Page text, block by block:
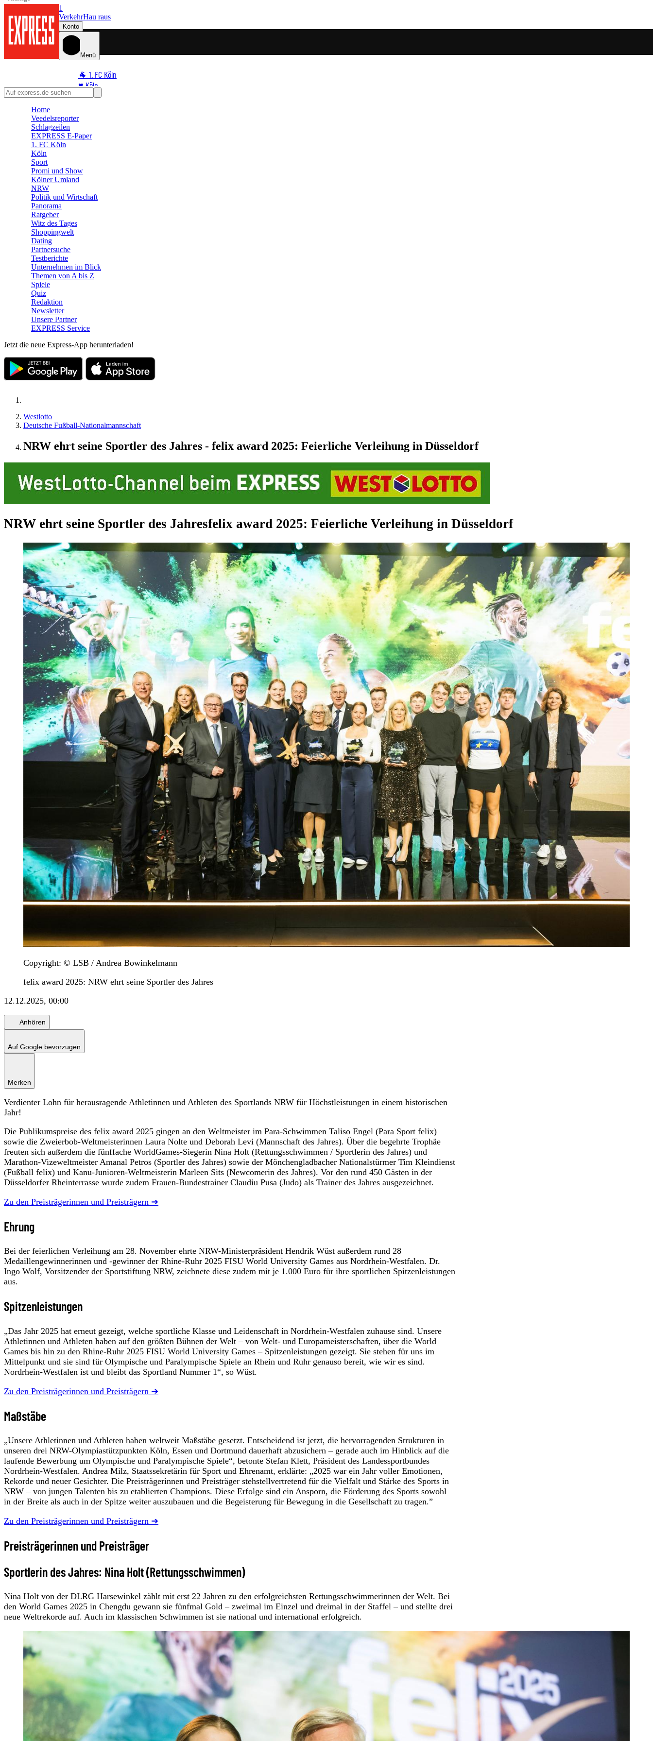
1
VerkehrHau raus
Konto
Menü
🐐 1. FC Köln
♥️ Köln
⭐ Promi
🛒 Shoppingwelt
🧩 Spiele
Home
Veedelsreporter
Schlagzeilen
EXPRESS E-Paper
1. FC Köln
Köln
Sport
Promi und Show
Kölner Umland
NRW
Politik und Wirtschaft
Panorama
Ratgeber
Witz des Tages
Shoppingwelt
Dating
Partnersuche
Testberichte
Unternehmen im Blick
Themen von A bis Z
Spiele
Quiz
Redaktion
Newsletter
Unsere Partner
EXPRESS Service
Jetzt die neue Express-App herunterladen!
Westlotto
Deutsche Fußball-Nationalmannschaft
NRW ehrt seine Sportler des Jahres - felix award 2025: Feierliche Verleihung in Düsseldorf
NRW ehrt seine Sportler des Jahresfelix award 2025: Feierliche Verleihung in Düsseldorf
Copyright: © LSB / Andrea Bowinkelmann
felix award 2025: NRW ehrt seine Sportler des Jahres
12.12.2025, 00:00
Anhören
Auf Google bevorzugen
Merken
Verdienter Lohn für herausragende Athletinnen und Athleten des Sportlands NRW für Höchstleistungen in einem historischen
Jahr!
Die Publikumspreise des felix award 2025 gingen an den Weltmeister im Para-Schwimmen Taliso Engel (Para Sport felix)
sowie die Zweierbob-Weltmeisterinnen Laura Nolte und Deborah Levi (Mannschaft des Jahres). Über die begehrte Trophäe
freuten sich außerdem die fünffache WorldGames-Siegerin Nina Holt (Rettungsschwimmen / Sportlerin des Jahres) und
Marathon-Vizeweltmeister Amanal Petros (Sportler des Jahres) sowie der Mönchengladbacher Nationalstürmer Tim Kleindienst
(Fußball felix) und Kanu-Junioren-Weltmeisterin Marleen Sits (Newcomerin des Jahres). Vor den rund 450 Gästen in der
Düsseldorfer Rheinterrasse wurde zudem Frauen-Bundestrainer Claudiu Pusa (Judo) als Trainer des Jahres ausgezeichnet.
Zu den Preisträgerinnen und Preisträgern ➔
Ehrung
Bei der feierlichen Verleihung am 28. November ehrte NRW-Ministerpräsident Hendrik Wüst außerdem rund 28
Medaillengewinnerinnen und -gewinner der Rhine-Ruhr 2025 FISU World University Games aus Nordrhein-Westfalen. Dr.
Ingo Wolf, Vorsitzender der Sportstiftung NRW, zeichnete diese zudem mit je 1.000 Euro für ihre sportlichen Spitzenleistungen
aus.
Spitzenleistungen
„Das Jahr 2025 hat erneut gezeigt, welche sportliche Klasse und Leidenschaft in Nordrhein-Westfalen zuhause sind. Unsere
Athletinnen und Athleten haben auf den größten Bühnen der Welt – von Welt- und Europameisterschaften, über die World
Games bis hin zu den Rhine-Ruhr 2025 FISU World University Games – Spitzenleistungen gezeigt. Sie stehen für uns im
Mittelpunkt und sie sind für Olympische und Paralympische Spiele an Rhein und Ruhr genauso bereit, wie wir es sind.
Nordrhein-Westfalen ist und bleibt das Sportland Nummer 1“, so Wüst.
Zu den Preisträgerinnen und Preisträgern ➔
Maßstäbe
„Unsere Athletinnen und Athleten haben weltweit Maßstäbe gesetzt. Entscheidend ist jetzt, die hervorragenden Strukturen in
unseren drei NRW-Olympiastützpunkten Köln, Essen und Dortmund dauerhaft abzusichern – gerade auch im Hinblick auf die
laufende Bewerbung um Olympische und Paralympische Spiele“, betonte Stefan Klett, Präsident des Landessportbundes
Nordrhein-Westfalen. Andrea Milz, Staatssekretärin für Sport und Ehrenamt, erklärte: „2025 war ein Jahr voller Emotionen,
Rekorde und neuer Gesichter. Die Preisträgerinnen und Preisträger stehstellvertretend für die Vielfalt und Stärke des Sports in
NRW – von jungen Talenten bis zu etablierten Champions. Diese Erfolge sind ein Ansporn, die Förderung des Sports sowohl
in der Breite als auch in der Spitze weiter auszubauen und die Begeisterung für Bewegung in die Gesellschaft zu tragen.”
Zu den Preisträgerinnen und Preisträgern ➔
Preisträgerinnen und Preisträger
Sportlerin des Jahres: Nina Holt (Rettungsschwimmen)
Nina Holt von der DLRG Harsewinkel zählt mit erst 22 Jahren zu den erfolgreichsten Rettungsschwimmerinnen der Welt. Bei
den World Games 2025 in Chengdu gewann sie fünfmal Gold – zweimal im Einzel und dreimal in der Staffel – und stellte drei
neue Weltrekorde auf. Auch im klassischen Schwimmen ist sie national und international erfolgreich.